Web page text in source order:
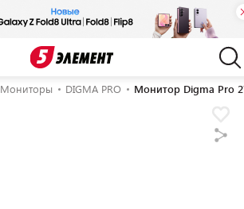
Мониторы DIGMA PRO Монитор Digma Pro